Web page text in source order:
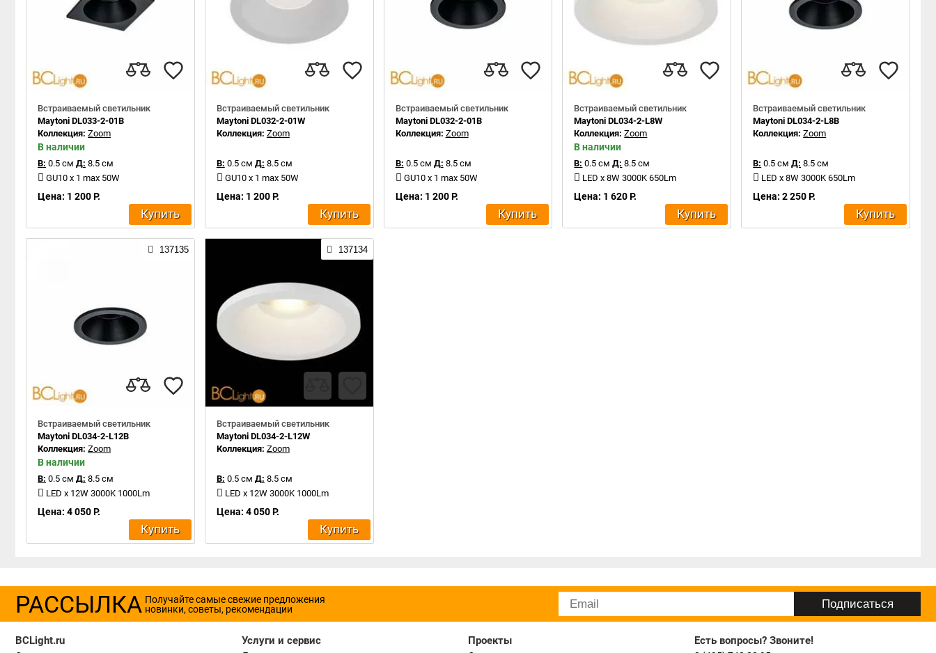
Встраиваемый светильник
Maytoni DL033-2-01B
Коллекция: Zoom
В наличии
В: 0.5 см Д: 8.5 см
GU10 x 1 max 50W
Цена: 1 200 Р.
Купить
Встраиваемый светильник
Maytoni DL032-2-01W
Коллекция: Zoom
В: 0.5 см Д: 8.5 см
GU10 x 1 max 50W
Цена: 1 200 Р.
Купить
Встраиваемый светильник
Maytoni DL032-2-01B
Коллекция: Zoom
В: 0.5 см Д: 8.5 см
GU10 x 1 max 50W
Цена: 1 200 Р.
Купить
Встраиваемый светильник
Maytoni DL034-2-L8W
Коллекция:Zoom
В наличии
В: 0.5 см Д: 8.5 см
LED x 8W 3000K 650Lm
Цена: 1 620 Р.
Купить
Встраиваемый светильник
Maytoni DL034-2-L8B
Коллекция:Zoom
В: 0.5 см Д: 8.5 см
LED x 8W 3000K 650Lm
Цена: 2 250 Р.
Купить
137135
Встраиваемый светильник
Maytoni DL034-2-L12B
Коллекция: Zoom
В наличии
В: 0.5 см Д: 8.5 см
LED x 12W 3000K 1000Lm
Цена: 4 050 Р.
Купить
137134
Встраиваемый светильник
Maytoni DL034-2-L12W
Коллекция: Zoom
В: 0.5 см Д: 8.5 см
LED x 12W 3000K 1000Lm
Цена: 4 050 Р.
Купить
РАССЫЛКА Получайте самые свежие предложения
новинки, советы, рекомендации
BCLight.ru Услуги и сервис Проекты Есть вопросы? Звоните!